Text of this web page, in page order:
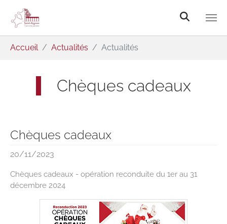
Accueil Actualités Actualités
Chèques cadeaux
Chèques cadeaux
20/11/2023
Chèques cadeaux - opération reconduite du 1er au 31
décembre 2024